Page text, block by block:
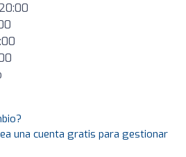
una cuenta gratis para gestionar